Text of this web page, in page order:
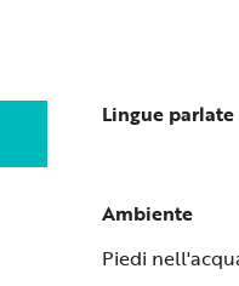
Lingue parlate
Lingue parlate
Ambiente
Ambiente
Piedi